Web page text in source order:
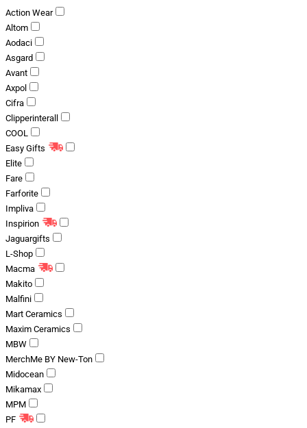
Action Wear
Altom
Aodaci
Asgard
Avant
Axpol
Cifra
Clipperinterall
COOL
Easy Gifts
Elite
Fare
Farforite
Impliva
Inspirion
Jaguargifts
L-Shop
Macma
Makito
Malfini
Mart Ceramics
Maxim Ceramics
MBW
MerchMe BY New-Ton
Midocean
Mikamax
MPM
PF